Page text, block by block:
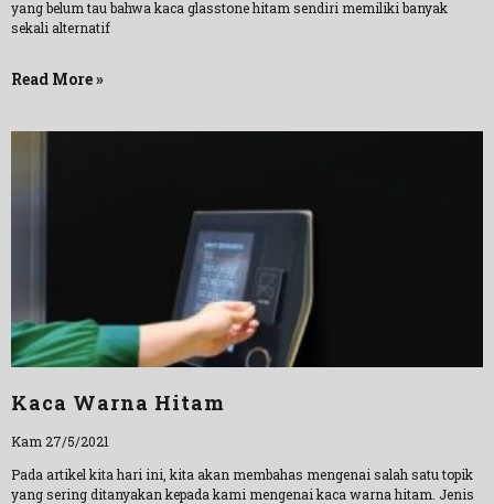
yang belum tau bahwa kaca glasstone hitam sendiri memiliki banyak
sekali alternatif
Read More »
Kaca Warna Hitam
Kam 27/5/2021
Pada artikel kita hari ini, kita akan membahas mengenai salah satu topik
yang sering ditanyakan kepada kami mengenai kaca warna hitam. Jenis